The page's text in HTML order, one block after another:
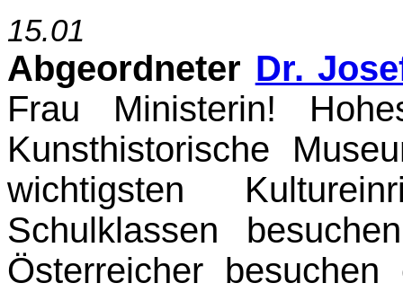
15.01
Abgeordneter Dr.
Frau Ministerin!
Kunsthistorische
wichtigsten
Schulklassen
Öster­reicher